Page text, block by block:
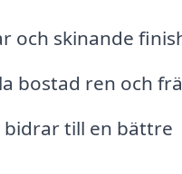
och skinande
bostad ren och
bidrar till en bättre